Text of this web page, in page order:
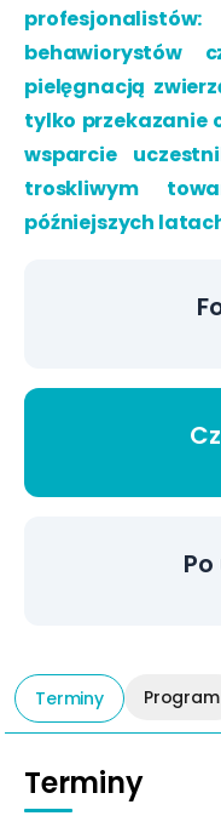
behawiorystów
pielęgnacją
tylko przekazanie
wsparcie
troskliwym
późniejszych
Terminy Program
Terminy